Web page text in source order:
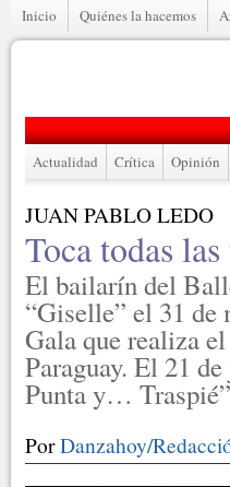
Inicio Quiénes la hacemos
Actualidad Crítica Opinión
JUAN PABLO LEDO
Toca todas
El bailarín del
“Giselle” el 31 de
Gala que realiza
Paraguay. El 21
Punta y…
PorDanzahoy/